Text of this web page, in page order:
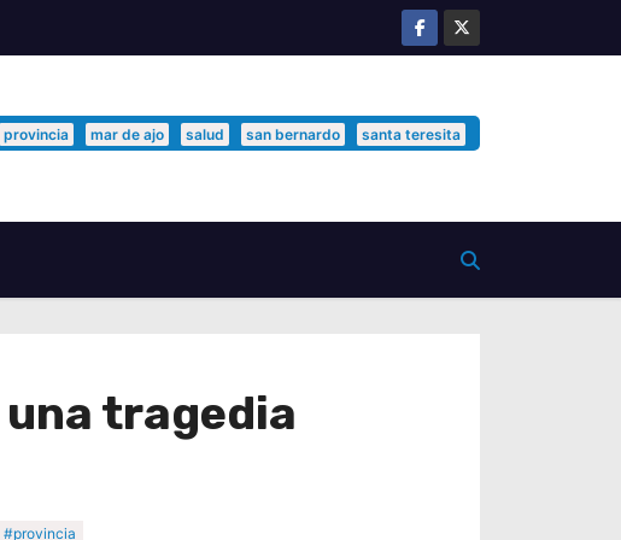
provincia mar de ajo salud san bernardo santa teresita
tragedia
#provincia